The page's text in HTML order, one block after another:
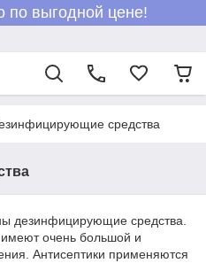
по выгодной цене!
средства
дезинфицирующие средства.
очень большой и
Антисептики применяются